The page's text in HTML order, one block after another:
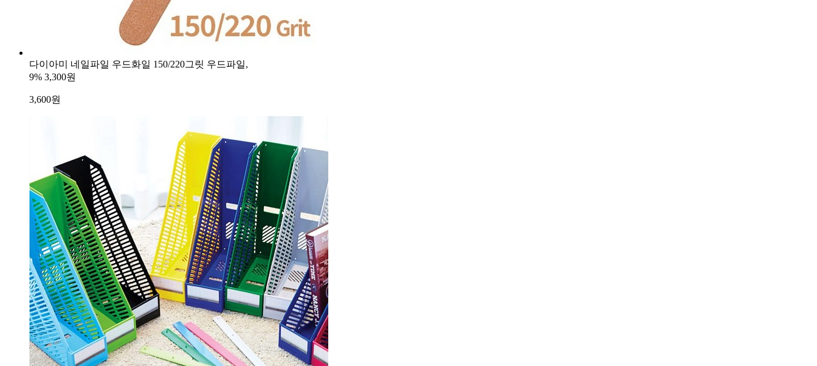
다이아미 네일파일 우드화일 150/220그릿 우드파일,
9% 3,300원
3,600원